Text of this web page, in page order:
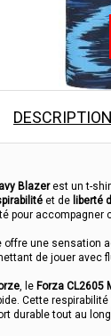
DESCRIPTION
Blazerest un t-
et de liberté
pour accompagner
offre une sensation
de jouer avec
, le Forza CL2605
Cette
durable tout au